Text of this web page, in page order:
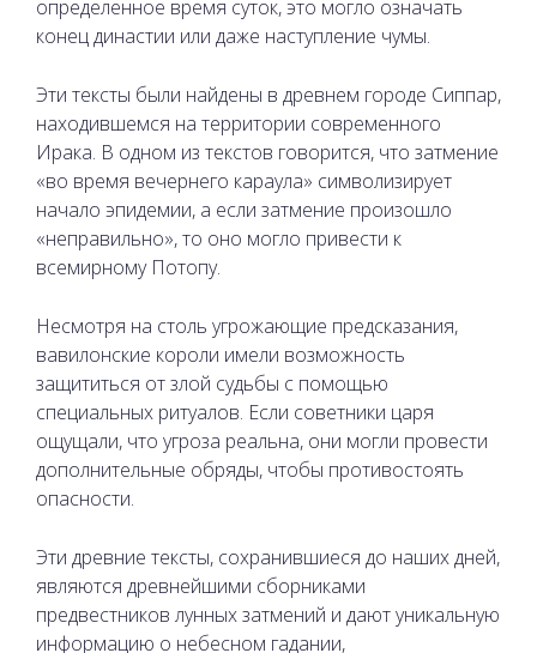
определенное время суток, это могло означать
конец династии или даже наступление чумы.
Эти тексты были найдены в древнем городе Сиппар,
находившемся на территории современного
Ирака. В одном из текстов говорится, что затмение
«во время вечернего караула» символизирует
начало эпидемии, а если затмение произошло
«неправильно», то оно могло привести к
всемирному Потопу.
Несмотря на столь угрожающие предсказания,
вавилонские короли имели возможность
защититься от злой судьбы с помощью
специальных ритуалов. Если советники царя
ощущали, что угроза реальна, они могли провести
дополнительные обряды, чтобы противостоять
опасности.
Эти древние тексты, сохранившиеся до наших дней,
являются древнейшими сборниками
предвестников лунных затмений и дают уникальную
информацию о небесном гадании,